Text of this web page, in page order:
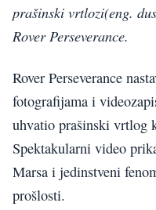
prašinski vrtlozi(eng.
Rover Perseverance.
Rover Perseverance
fotografijama i
uhvatio prašinski vrtlog
Spektakularni video
Marsa i jedinstveni
prošlosti.